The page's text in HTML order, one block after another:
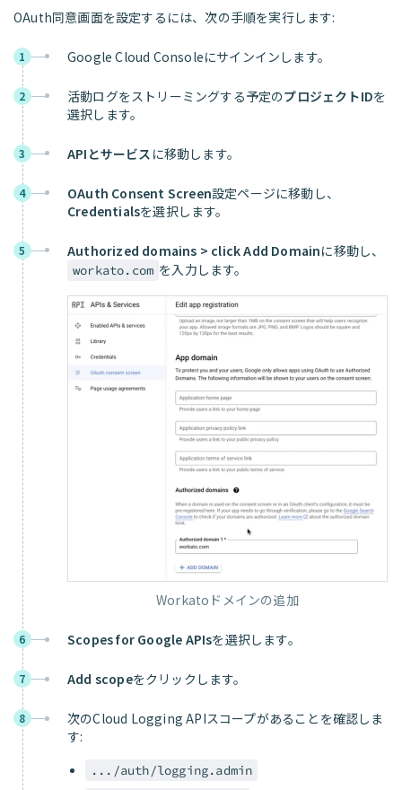
OAuth同意画面を設定するには、次の手順を実行します:
1 Google Cloud Consoleにサインインします。
2 活動ログをストリーミングする予定のプロジェクトIDを
選択します。
3 APIとサービス に移動します。
4 OAuth Consent Screen設定ページに移動し、
Credentialsを選択します。
5 Authorized domains > click Add Domainに移動し、
workato.com を入力します。
Workatoドメインの追加
6 Scopes for Google APIsを選択します。
7 Add scopeをクリックします。
8
次のCloud Logging APIスコープがあることを確認しま
す:
.../auth/logging.admin